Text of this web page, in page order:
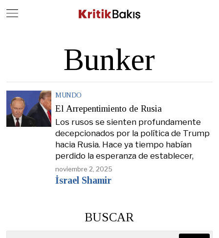
Bunker
MUNDO
El Arrepentimiento de Rusia
Los rusos se sienten profundamente
decepcionados por la política de Trump
hacia Rusia. Hace ya tiempo habían
perdido la esperanza de establecer,
noviembre 2, 2025
İsrael Shamir
BUSCAR